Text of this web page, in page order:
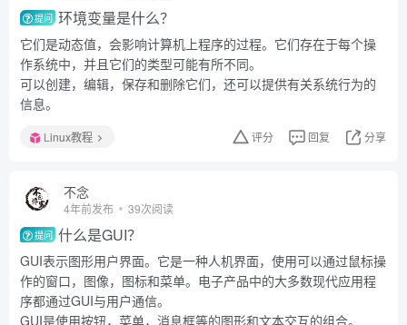
提问 环境变量是什么？
它们是动态值，会影响计算机上程序的过程。它们存在于每个操
作系统中，并且它们的类型可能有所不同。
可以创建，编辑，保存和删除它们，还可以提供有关系统行为的
信息。
Linux教程 评分 回复 分享
不念
4年前发布 39次阅读
提问 什么是GUI？
GUI表示图形用户界面。它是一种人机界面，使用可以通过鼠标操
作的窗口，图像，图标和菜单。电子产品中的大多数现代应用程
序都通过GUI与用户通信。
GUI是使用按钮，菜单，消息框等的图形和文本交互的组合。